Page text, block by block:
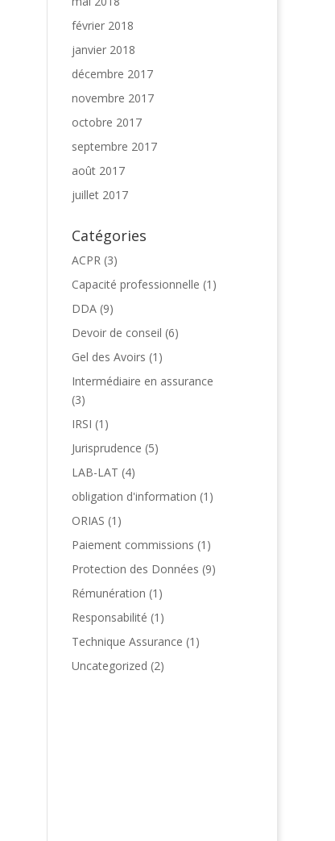
février 2018
janvier 2018
décembre 2017
novembre 2017
octobre 2017
septembre 2017
août 2017
juillet 2017
Catégories
ACPR(3)
Capacité professionnelle (1)
DDA(9)
Devoir de conseil (6)
Gel des Avoirs (1)
Intermédiaire en assurance
(3)
IRSI (1)
Jurisprudence (5)
LAB-LAT (4)
obligation d'information (1)
ORIAS (1)
Paiement commissions (1)
Protection des Données (9)
Rémunération (1)
Responsabilité (1)
Technique Assurance (1)
Uncategorized (2)